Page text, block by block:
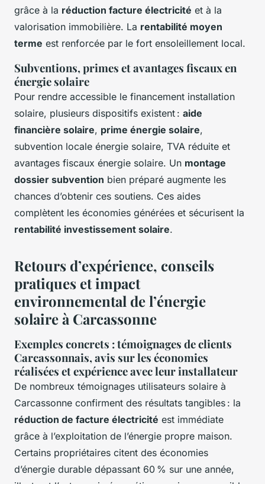
grâce à la réduction facture électricité et à la
valorisation immobilière. La rentabilité moyen
terme est renforcée par le fort ensoleillement local.
Subventions, primes et avantages fiscaux en
énergie solaire
Pour rendre accessible le financement installation
solaire, plusieurs dispositifs existent : aide
financière solaire, prime énergie solaire,
subvention locale énergie solaire, TVA réduite et
avantages fiscaux énergie solaire. Un montage
dossier subvention bien préparé augmente les
chances d’obtenir ces soutiens. Ces aides
complètent les économies générées et sécurisent la
rentabilité investissement solaire.
Retours d’expérience, conseils
pratiques et impact
environnemental de l’énergie
solaire à Carcassonne
Exemples concrets : témoignages de clients
Carcassonnais, avis sur les économies
réalisées et expérience avec leur installateur
De nombreux témoignages utilisateurs solaire à
Carcassonne confirment des résultats tangibles : la
réduction de facture électricité est immédiate
grâce à l’exploitation de l’énergie propre maison.
Certains propriétaires citent des économies
d’énergie durable dépassant 60 % sur une année,